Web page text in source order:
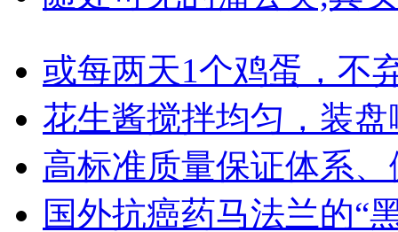
或每两天1个鸡蛋，不
花生酱搅拌均匀，装盘
高标准质量保证体系、
国外抗癌药马法兰的“